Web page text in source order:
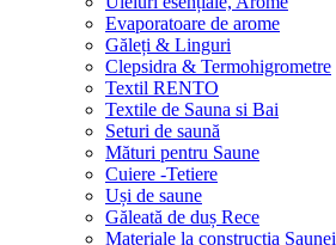
Evaporatoare de arome
Găleți & Linguri
Clepsidra & Termohigrometre
Textil RENTO
Textile de Sauna si Bai
Seturi de saună
Mături pentru Saune
Cuiere -Tetiere
Uși de saune
Găleată de duș Rece
Materiale la constructia Saunei